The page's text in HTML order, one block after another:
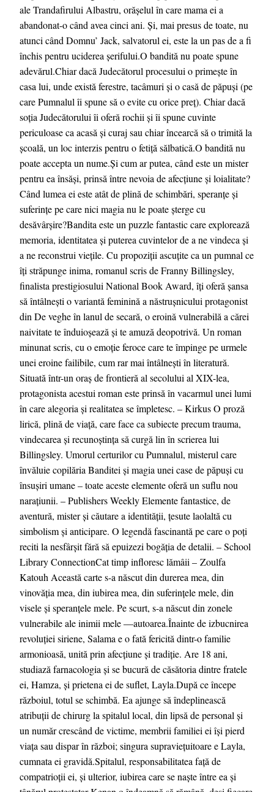
ale Trandafirului Albastru, orășelul în care mama ei a
abandonat-o când avea cinci ani. Și, mai presus de toate, nu
atunci când Domnu’ Jack, salvatorul ei, este la un pas de a fi
închis pentru uciderea șerifului.O bandită nu poate spune
adevărul.Chiar dacă Judecătorul procesului o primește în
casa lui, unde există ferestre, tacâmuri și o casă de păpuși (pe
care Pumnalul îi spune să o evite cu orice preț). Chiar dacă
soția Judecătorului îi oferă rochii și îi spune cuvinte
periculoase ca acasă și curaj sau chiar încearcă să o trimită la
școală, un loc interzis pentru o fetiță sălbatică.O bandită nu
poate accepta un nume.Și cum ar putea, când este un mister
pentru ea însăși, prinsă între nevoia de afecțiune și loialitate?
Când lumea ei este atât de plină de schimbări, speranțe și
suferințe pe care nici magia nu le poate șterge cu
desăvârșire?Bandita este un puzzle fantastic care explorează
memoria, identitatea și puterea cuvintelor de a ne vindeca și
a ne reconstrui viețile. Cu propoziții ascuțite ca un pumnal ce
îți străpunge inima, romanul scris de Franny Billingsley,
finalista prestigiosului National Book Award, îți oferă șansa
să întâlnești o variantă feminină a năstrușnicului protagonist
din De veghe în lanul de secară, o eroină vulnerabilă a cărei
naivitate te înduioșează și te amuză deopotrivă. Un roman
minunat scris, cu o emoție feroce care te împinge pe urmele
unei eroine failibile, cum rar mai întâlnești în literatură.
Situată într-un oraș de frontieră al secolului al XIX-lea,
protagonista acestui roman este prinsă în vacarmul unei lumi
în care alegoria și realitatea se împletesc. – Kirkus O proză
lirică, plină de viață, care face ca subiecte precum trauma,
vindecarea și recunoștința să curgă lin în scrierea lui
Billingsley. Umorul certurilor cu Pumnalul, misterul care
învăluie copilăria Banditei și magia unei case de păpuși cu
însușiri umane – toate aceste elemente oferă un suflu nou
narațiunii. – Publishers Weekly Elemente fantastice, de
aventură, mister și căutare a identității, țesute laolaltă cu
simbolism și anticipare. O legendă fascinantă pe care o poți
reciti la nesfârșit fără să epuizezi bogăția de detalii. – School
Library ConnectionCat timp infloresc lămâii – Zoulfa
Katouh Această carte s-a născut din durerea mea, din
vinovăţia mea, din iubirea mea, din suferinţele mele, din
visele şi speranţele mele. Pe scurt, s-a născut din zonele
vulnerabile ale inimii mele ―autoarea.Înainte de izbucnirea
revoluţiei siriene, Salama e o fată fericită dintr-o familie
armonioasă, unită prin afecţiune şi tradiţie. Are 18 ani,
studiază farnacologia şi se bucură de căsătoria dintre fratele
ei, Hamza, şi prietena ei de suflet, Layla.După ce începe
războiul, totul se schimbă. Ea ajunge să îndeplinească
atribuţii de chirurg la spitalul local, din lipsă de personal şi
un număr crescând de victime, membrii familiei ei îşi pierd
viaţa sau dispar în război; singura supravieţuitoare e Layla,
cumnata ei gravidă.Spitalul, responsabilitatea faţă de
compatrioţii ei, şi ulterior, iubirea care se naşte între ea şi